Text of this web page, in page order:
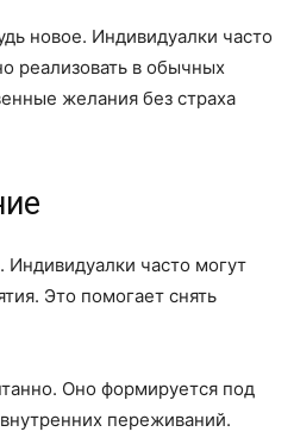
новое. Индивидуалки часто
реализовать в обычных
желания без страха
часто могут
Это помогает снять
Оно формируется под
переживаний.